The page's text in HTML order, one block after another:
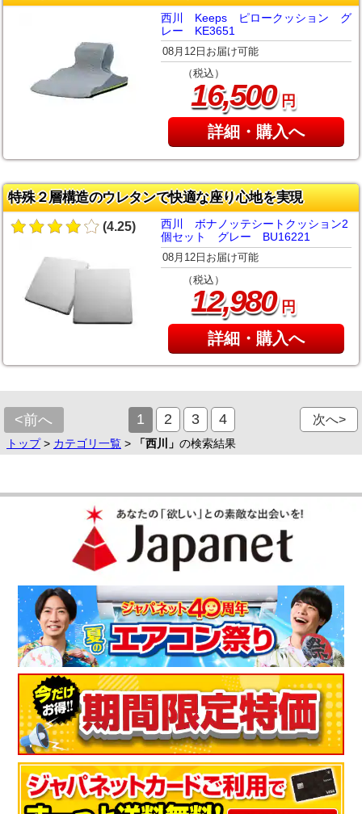
西川 Keeps ピロークッション グ
レー KE3651
08月12日お届け可能
（税込）
16,500円
詳細・購入へ
特殊２層構造のウレタンで快適な座り心地を実現
(4.25)
西川 ボナノッテシートクッション2
個セット グレー BU16221
08月12日お届け可能
（税込）
12,980円
詳細・購入へ
<前へ 1 2 3 4 次へ>
トップ> カテゴリ一覧 > 「西川」 の検索結果